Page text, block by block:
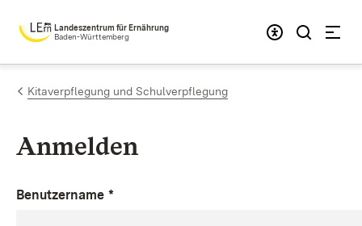
Zum Inhalt springen
Landeszentrum für Ernährung
Baden-Württemberg
Kitaverpflegung und Schulverpflegung
Anmelden
Benutzername *